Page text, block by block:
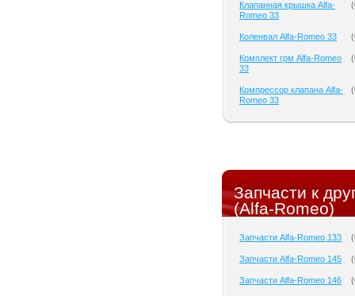
Клапанная крышка Alfa-
Romeo 33
(
Коленвал Alfa-Romeo 33 (
Комплект грм Alfa-Romeo
33
(
Компрессор клапана Alfa-
Romeo 33
(
Запчасти к
(Alfa-Romeo)
Запчасти Alfa-Romeo 133 (
Запчасти Alfa-Romeo 145 (
Запчасти Alfa-Romeo 146 (